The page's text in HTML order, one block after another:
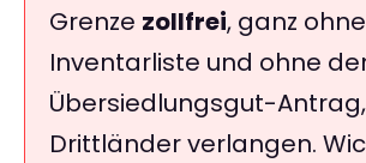
Grenze zollfrei, ganz
Inventarliste und ohne
Übersiedlungsgut-
Drittländer verlangen.